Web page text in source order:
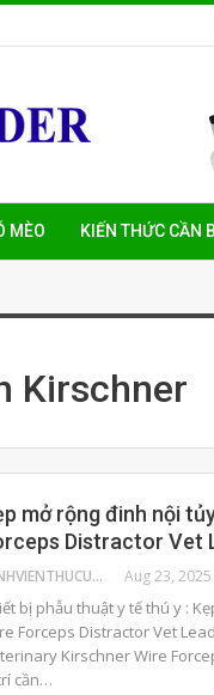
MÈO KIẾN THỨC CẦN
Kirschner
mở rộng đinh nội
Distractor Vet
BENHVIENTHUCUNG Aug 23, 2025
bị phẫu thuật y tế thú y :
Forceps Distractor Vet
Kirschner Wire
cần…